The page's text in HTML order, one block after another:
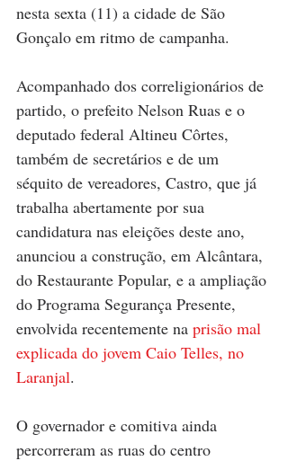
nesta sexta (11) a cidade de São
Gonçalo em ritmo de campanha.
Acompanhado dos correligionários de
partido, o prefeito Nelson Ruas e o
deputado federal Altineu Côrtes,
também de secretários e de um
séquito de vereadores, Castro, que já
trabalha abertamente por sua
candidatura nas eleições deste ano,
anunciou a construção, em Alcântara,
do Restaurante Popular, e a ampliação
do Programa Segurança Presente,
envolvida recentemente na prisão mal
explicada do jovem Caio Telles, no
Laranjal.
O governador e comitiva ainda
percorreram as ruas do centro